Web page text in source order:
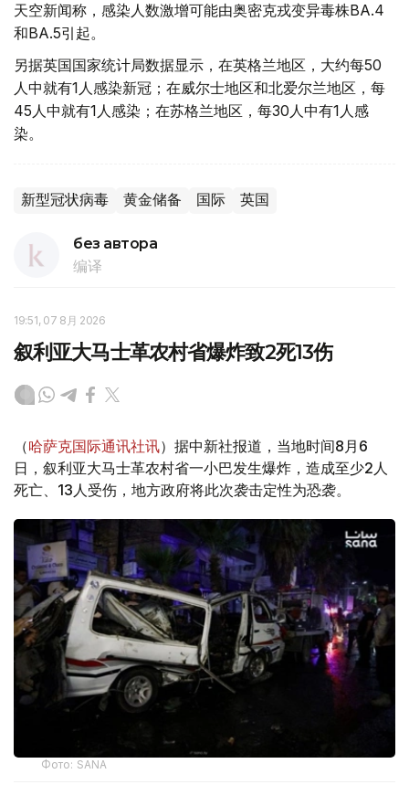
天空新闻称，感染人数激增可能由奥密克戎变异毒株BA.4
和BA.5引起。
另据英国国家统计局数据显示，在英格兰地区，大约每50
人中就有1人感染新冠；在威尔士地区和北爱尔兰地区，每
45人中就有1人感染；在苏格兰地区，每30人中有1人感
染。
新型冠状病毒 黄金储备 国际 英国
без автора
编译
19:51, 07 8月 2026
叙利亚大马士革农村省爆炸致2死13伤
（哈萨克国际通讯社讯）据中新社报道，当地时间8月6
日，叙利亚大马士革农村省一小巴发生爆炸，造成至少2人
死亡、13人受伤，地方政府将此次袭击定性为恐袭。
Фото: SANA